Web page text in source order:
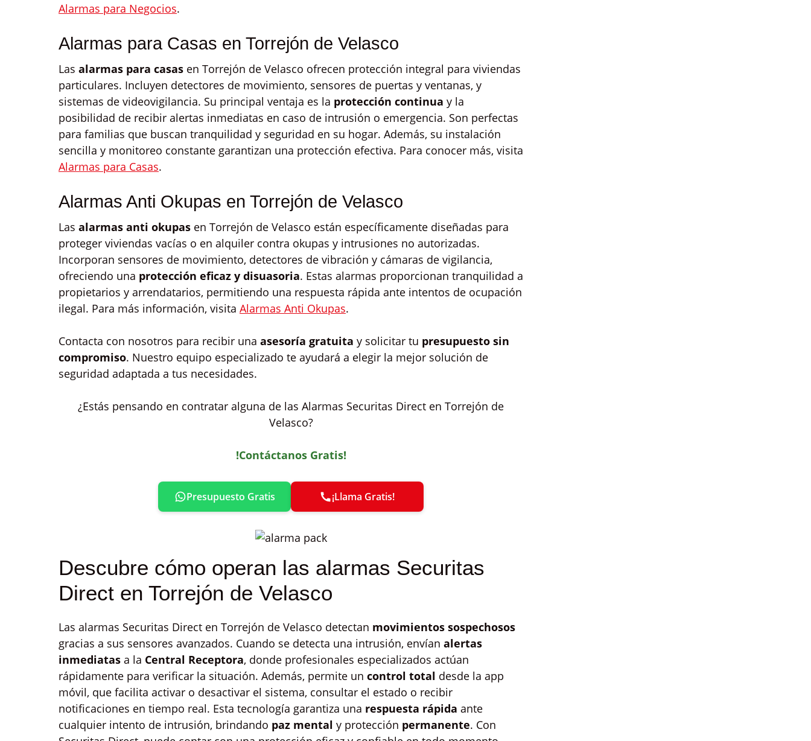
Alarmas para Negocios.
Alarmas para Casas en Torrejón de Velasco
Las alarmas para casas en Torrejón de Velasco ofrecen protección integral para viviendas
particulares. Incluyen detectores de movimiento, sensores de puertas y ventanas, y
sistemas de videovigilancia. Su principal ventaja es la protección continua y la
posibilidad de recibir alertas inmediatas en caso de intrusión o emergencia. Son perfectas
para familias que buscan tranquilidad y seguridad en su hogar. Además, su instalación
sencilla y monitoreo constante garantizan una protección efectiva. Para conocer más, visita
Alarmas para Casas.
Alarmas Anti Okupas en Torrejón de Velasco
Las alarmas anti okupas en Torrejón de Velasco están específicamente diseñadas para
proteger viviendas vacías o en alquiler contra okupas y intrusiones no autorizadas.
Incorporan sensores de movimiento, detectores de vibración y cámaras de vigilancia,
ofreciendo una protección eficaz y disuasoria. Estas alarmas proporcionan tranquilidad a
propietarios y arrendatarios, permitiendo una respuesta rápida ante intentos de ocupación
ilegal. Para más información, visita Alarmas Anti Okupas.
Contacta con nosotros para recibir una asesoría gratuita y solicitar tu presupuesto sin
compromiso. Nuestro equipo especializado te ayudará a elegir la mejor solución de
seguridad adaptada a tus necesidades.
¿Estás pensando en contratar alguna de las Alarmas Securitas Direct en Torrejón de
Velasco?
!Contáctanos Gratis!
Presupuesto Gratis ¡Llama Gratis!
Descubre cómo operan las alarmas Securitas
Direct en Torrejón de Velasco
Las alarmas Securitas Direct en Torrejón de Velasco detectan movimientos sospechosos
gracias a sus sensores avanzados. Cuando se detecta una intrusión, envían alertas
inmediatas a la Central Receptora, donde profesionales especializados actúan
rápidamente para verificar la situación. Además, permite un control total desde la app
móvil, que facilita activar o desactivar el sistema, consultar el estado o recibir
notificaciones en tiempo real. Esta tecnología garantiza una respuesta rápida ante
cualquier intento de intrusión, brindando paz mental y protección permanente. Con